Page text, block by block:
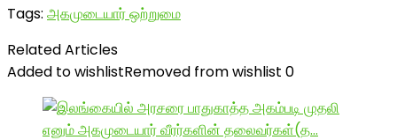
Tags: அகமுடையார் ஒற்றுமை
Related Articles
Added to wishlistRemoved from wishlist 0